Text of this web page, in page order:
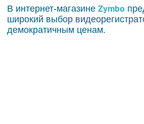
В интернет-магазине Zymbo
широкий выбор
демократичным ценам.